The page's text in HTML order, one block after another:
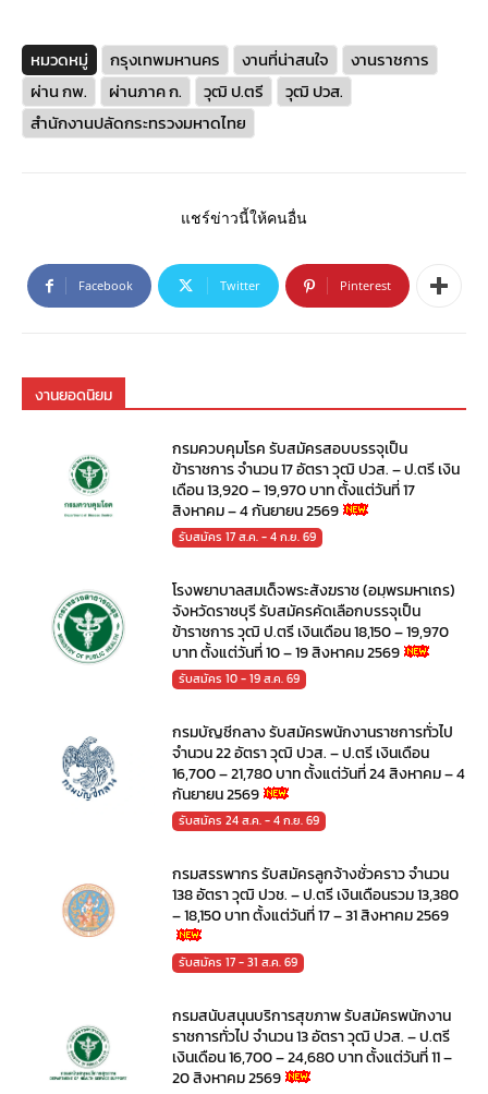
หมวดหมู่ กรุงเทพมหานคร งานที่น่าสนใจ
งานราชการ
ผ่าน กพ.
ผ่านภาค ก. วุฒิ ป.ตรี
วุฒิ ปวส.
สำนักงานปลัดกระทรวงมหาดไทย
แชร์ข่าวนี้ให้คนอื่น
Facebook Twitter Pinterest
งานยอดนิยม
กรมควบคุมโรค รับสมัครสอบบรรจุเป็น
ข้าราชการ จำนวน 17 อัตรา วุฒิ ปวส. – ป.ตรี เงิน
เดือน 13,920 – 19,970 บาท ตั้งแต่วันที่ 17
สิงหาคม – 4 กันยายน 2569
รับสมัคร 17 ส.ค. - 4 ก.ย. 69
โรงพยาบาลสมเด็จพระสังฆราช (อมฺพรมหาเถร)
จังหวัดราชบุรี รับสมัครคัดเลือกบรรจุเป็น
ข้าราชการ วุฒิ ป.ตรี เงินเดือน 18,150 – 19,970
บาท ตั้งแต่วันที่ 10 – 19 สิงหาคม 2569
รับสมัคร 10 - 19 ส.ค. 69
กรมบัญชีกลาง รับสมัครพนักงานราชการทั่วไป
จำนวน 22 อัตรา วุฒิ ปวส. – ป.ตรี เงินเดือน
16,700 – 21,780 บาท ตั้งแต่วันที่ 24 สิงหาคม – 4
กันยายน 2569
รับสมัคร 24 ส.ค. - 4 ก.ย. 69
กรมสรรพากร รับสมัครลูกจ้างชั่วคราว จำนวน
138 อัตรา วุฒิ ปวช. – ป.ตรี เงินเดือนรวม 13,380
– 18,150 บาท ตั้งแต่วันที่ 17 – 31 สิงหาคม 2569
รับสมัคร 17 - 31 ส.ค. 69
กรมสนับสนุนบริการสุขภาพ รับสมัครพนักงาน
ราชการทั่วไป จำนวน 13 อัตรา วุฒิ ปวส. – ป.ตรี
เงินเดือน 16,700 – 24,680 บาท ตั้งแต่วันที่ 11 –
20 สิงหาคม 2569